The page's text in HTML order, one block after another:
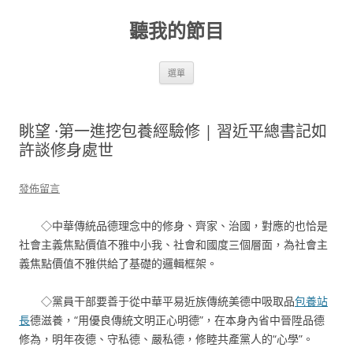
聽我的節目
選單
眺望 ·第一進挖包養經驗修 | 習近平總書記如
許談修身處世
發佈留言
◇中華傳統品德理念中的修身、齊家、治國，對應的也恰是
社會主義焦點價值不雅中小我、社會和國度三個層面，為社會主
義焦點價值不雅供給了基礎的邏輯框架。
◇黨員干部要善于從中華平易近族傳統美德中吸取品包養站
長德滋養，“用優良傳統文明正心明德”，在本身內省中晉陞品德
修為，明年夜德、守私德、嚴私德，修睦共產黨人的“心學”。